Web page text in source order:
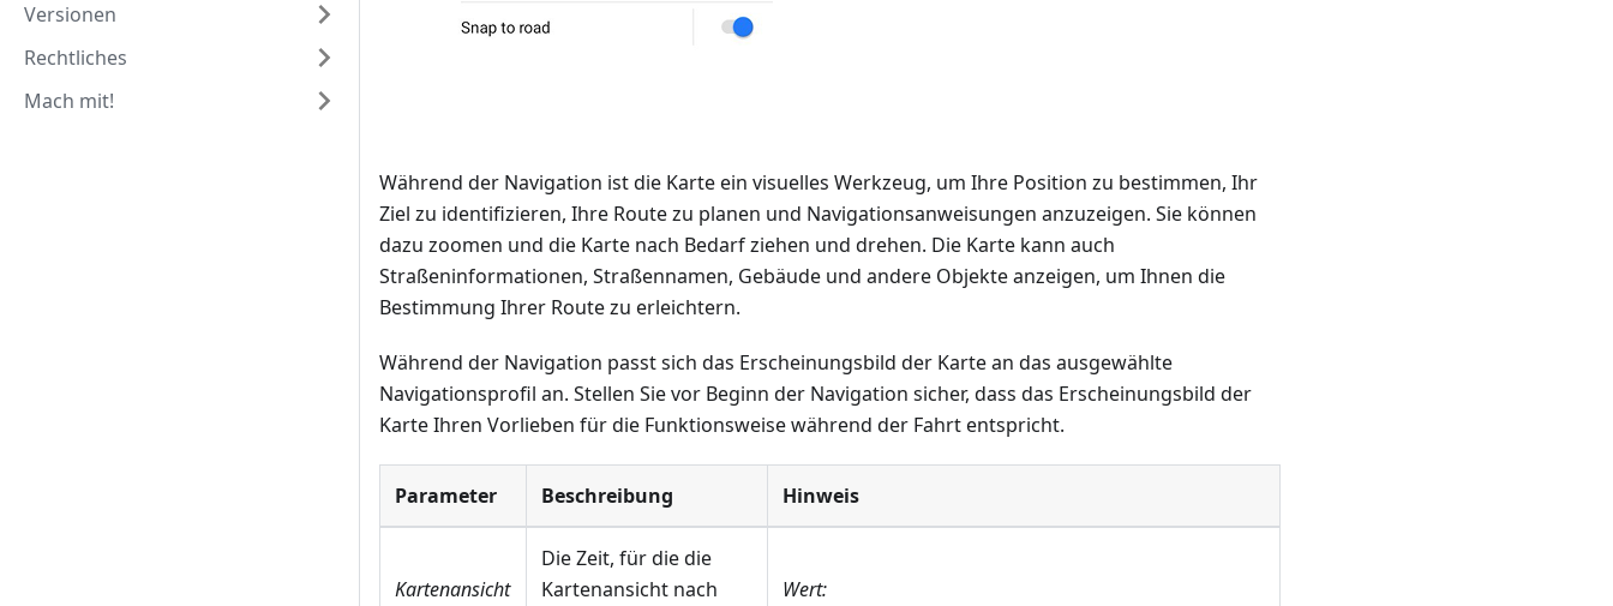
Versionen
Rechtliches
Mach mit!
Während der Navigation ist die Karte ein visuelles Werkzeug, um Ihre Position zu bestimmen, Ihr
Ziel zu identifizieren, Ihre Route zu planen und Navigationsanweisungen anzuzeigen. Sie können
dazu zoomen und die Karte nach Bedarf ziehen und drehen. Die Karte kann auch
Straßeninformationen, Straßennamen, Gebäude und andere Objekte anzeigen, um Ihnen die
Bestimmung Ihrer Route zu erleichtern.
Während der Navigation passt sich das Erscheinungsbild der Karte an das ausgewählte
Navigationsprofil an. Stellen Sie vor Beginn der Navigation sicher, dass das Erscheinungsbild der
Karte Ihren Vorlieben für die Funktionsweise während der Fahrt entspricht.
Parameter Beschreibung Hinweis
Kartenansicht
Die Zeit, für die die
Kartenansicht nach
Wert: